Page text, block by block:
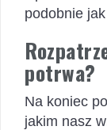
podobnie
potrwa?
Na koniec
jakim nasz